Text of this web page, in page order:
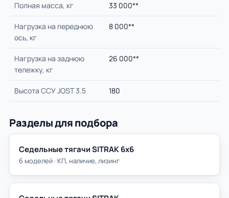
Полная масса, кг 33 000**
Нагрузка на переднюю
ось, кг
8 000**
Нагрузка на заднюю
тележку, кг
26 000**
Высота ССУ JOST 3.5 180
Разделы для подбора
Седельные тягачи SITRAK 6х6
6 моделей · КП, наличие, лизинг